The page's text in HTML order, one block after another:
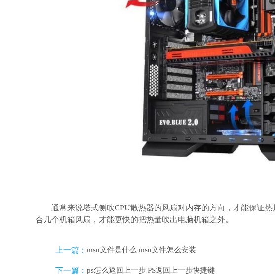
通常来说塔式侧吹CPU散热器的风扇对内存的方向，才能保证
合几个机箱风扇，才能更快的把热量吹出电脑机箱之外。
上一篇： msu文件是什么 msu文件怎么安装
下一篇： ps怎么返回上一步 PS返回上一步快捷键